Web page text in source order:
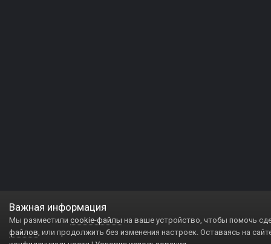
Важная информация
Мы разместили cookie-файлы на ваше устройство, чтобы помочь
файлов, или продолжить без изменения настроек. Оставаясь на